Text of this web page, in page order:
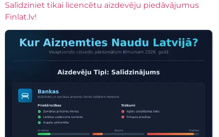
Salīdziniet tikai licencētu aizdevēju piedāvājumus
Finlat.lv!